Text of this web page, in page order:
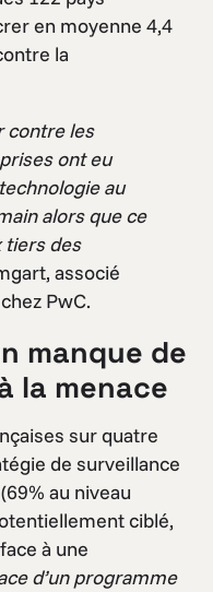
en moyenne 4,4
la
contre les
ont eu
au
alors que ce
tiers des
associé
PwC.
manque de
la menace
sur quatre
de surveillance
au niveau
ciblé,
à une
d’un programme